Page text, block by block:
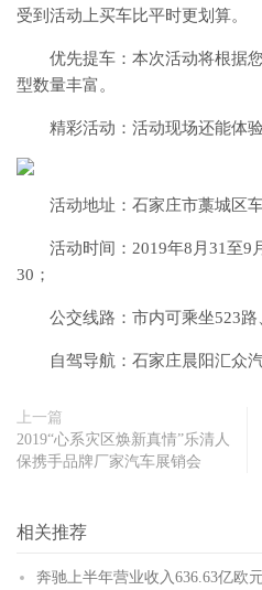
受到活动上买车比平时更划算。
优先提车：本次活动将根据
型数量丰富。
精彩活动：活动现场还能体
活动地址：石家庄市藁城区
活动时间：2019年8月31至9
30；
公交线路：市内可乘坐523路
自驾导航：石家庄晨阳汇众
上一篇
2019“心系灾区焕新真情”乐清人
保携手品牌厂家汽车展销会
相关推荐
奔驰上半年营业收入636.63亿欧